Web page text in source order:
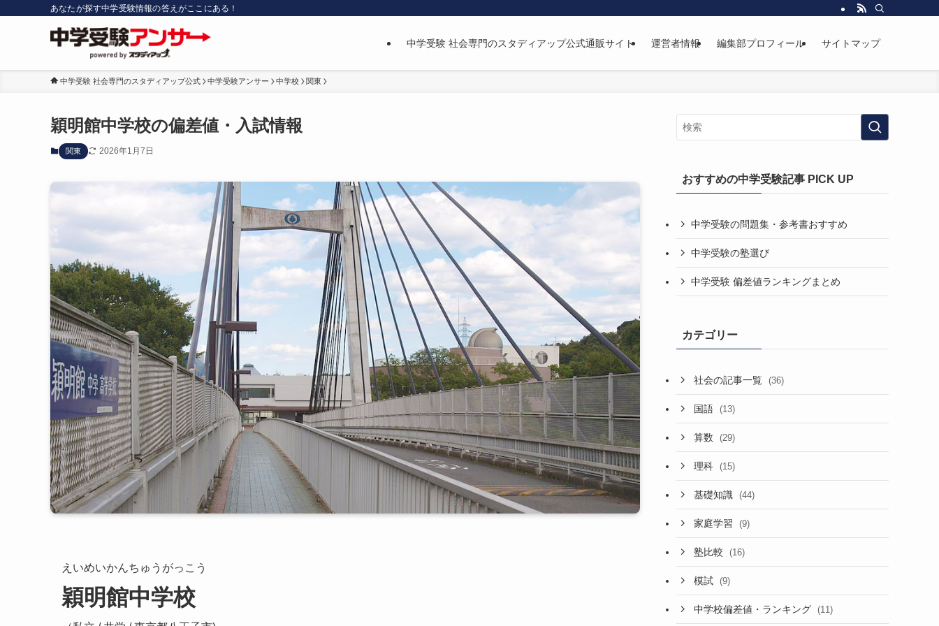
あなたが探す中学受験情報の答えがここにある！
中学受験 社会専門のスタディアップ公式通販サイト 運営者情報 編集部プロフィール サイトマップ
中学受験 社会専門のスタディアップ公式 中学受験アンサー 中学校 関東
穎明館中学校の偏差値・入試情報
関東 2026年1月7日
えいめいかんちゅうがっこう
穎明館中学校
おすすめの中学受験記事 PICK UP
中学受験の問題集・参考書おすすめ
中学受験の塾選び
中学受験 偏差値ランキングまとめ
カテゴリー
社会の記事一覧 (36)
国語 (13)
算数 (29)
理科 (15)
基礎知識 (44)
家庭学習 (9)
塾比較 (16)
模試 (9)
中学校偏差値・ランキング (11)